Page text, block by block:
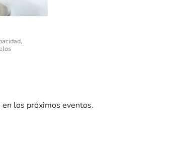
los próximos eventos.